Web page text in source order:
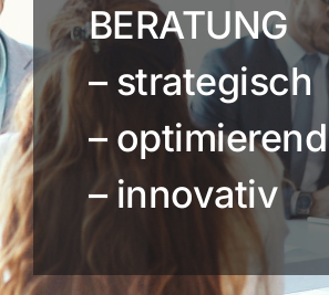
BERATUNG
– strategisch
– optimierend
– innovativ